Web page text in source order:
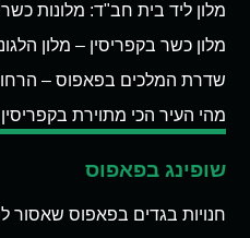
מלון ליד בית חב"ד: מלונות
מלון כשר בקפריסין – מלון
שדרת המלכים בפאפוס –
מהי העיר הכי מתוירת
שופינג בפאפוס
חנויות בגדים בפאפוס שאסור